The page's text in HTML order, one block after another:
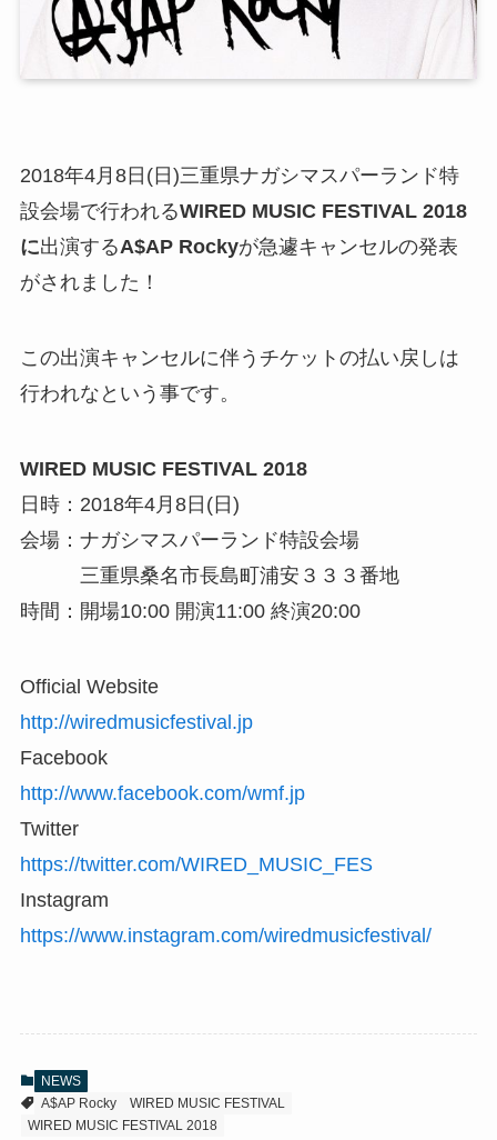
2018年4月8日(日)三重県ナガシマスパーランド特
設会場で行われるWIRED MUSIC FESTIVAL 2018
に出演するA$AP Rockyが急遽キャンセルの発表
がされました！
この出演キャンセルに伴うチケットの払い戻しは
行われなという事です。
WIRED MUSIC FESTIVAL 2018
日時：2018年4月8日(日)
会場：ナガシマスパーランド特設会場
三重県桑名市長島町浦安３３３番地
時間：開場10:00 開演11:00 終演20:00
Official Website
http://wiredmusicfestival.jp
Facebook
http://www.facebook.com/wmf.jp
Twitter
https://twitter.com/WIRED_MUSIC_FES
Instagram
https://www.instagram.com/wiredmusicfestival/
NEWS
A$AP Rocky
WIRED MUSIC FESTIVAL
WIRED MUSIC FESTIVAL 2018